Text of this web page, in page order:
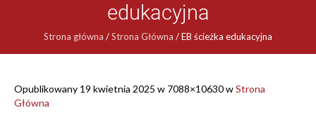
edukacyjna
Strona główna /Strona Główna /EB ścieżka edukacyjna
Opublikowany 19 kwietnia 2025 w 7088×10630 wStrona
Główna